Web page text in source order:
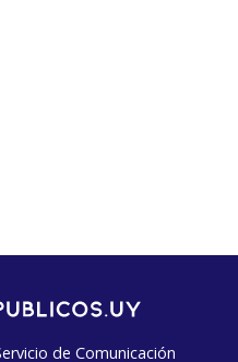
de Comunicación